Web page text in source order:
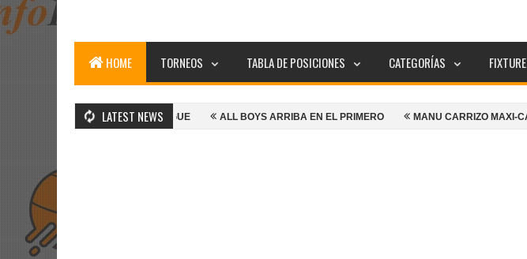
HOME TORNEOS TABLA DE POSICIONES CATEGORÍAS FIXTURE
LATEST NEWS
ALL BOYS GANA Y SIGUE ALL BOYS ARRIBA EN EL PRIMERO MANU CARRIZO MAXI-CAMPEON